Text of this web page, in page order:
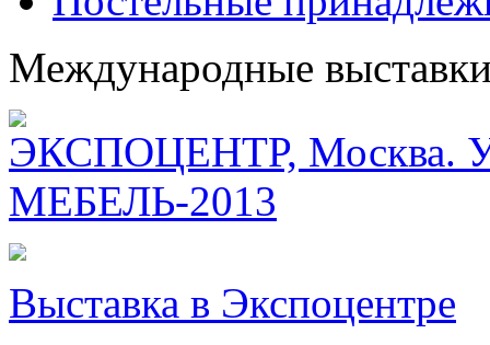
Международные
ЭКСПОЦЕНТР, Москва.
МЕБЕЛЬ-2013
Выставка в Экспоцентре